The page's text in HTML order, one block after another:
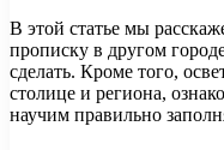
В этой статье мы
прописку в другом
сделать. Кроме того,
столице и региона,
научим правильно